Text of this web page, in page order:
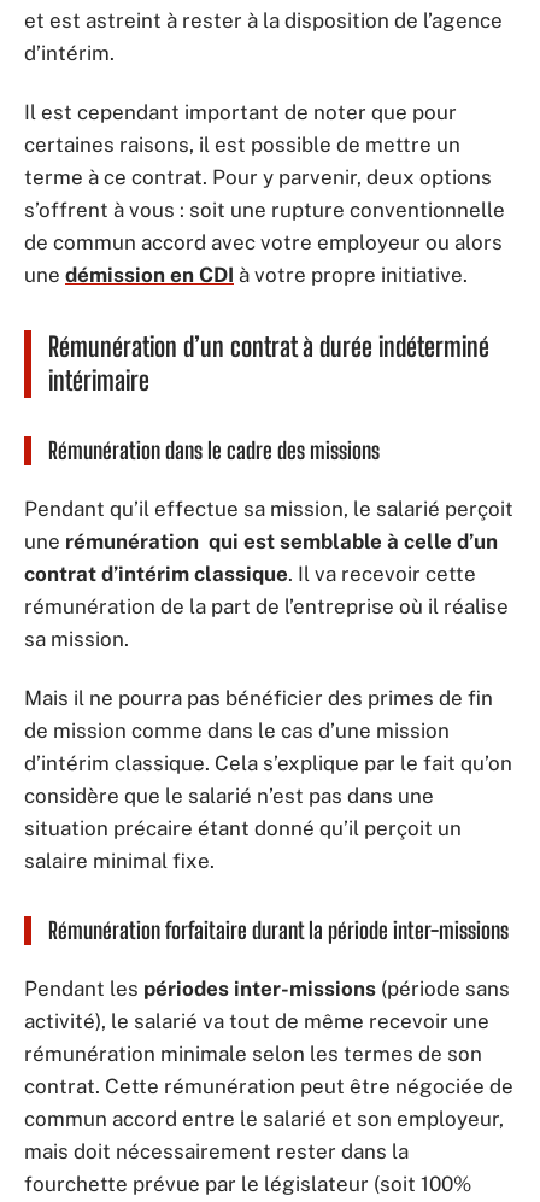
et est astreint à rester à la disposition de l’agence
d’intérim.
Il est cependant important de noter que pour
certaines raisons, il est possible de mettre un
terme à ce contrat. Pour y parvenir, deux options
s’offrent à vous : soit une rupture conventionnelle
de commun accord avec votre employeur ou alors
une démission en CDI à votre propre initiative.
Rémunération d’un contrat à durée indéterminé
intérimaire
Rémunération dans le cadre des missions
Pendant qu’il effectue sa mission, le salarié perçoit
une rémunération qui est semblable à celle d’un
contrat d’intérim classique. Il va recevoir cette
rémunération de la part de l’entreprise où il réalise
sa mission.
Mais il ne pourra pas bénéficier des primes de fin
de mission comme dans le cas d’une mission
d’intérim classique. Cela s’explique par le fait qu’on
considère que le salarié n’est pas dans une
situation précaire étant donné qu’il perçoit un
salaire minimal fixe.
Rémunération forfaitaire durant la période inter-missions
Pendant les périodes inter-missions (période sans
activité), le salarié va tout de même recevoir une
rémunération minimale selon les termes de son
contrat. Cette rémunération peut être négociée de
commun accord entre le salarié et son employeur,
mais doit nécessairement rester dans la
fourchette prévue par le législateur (soit 100%